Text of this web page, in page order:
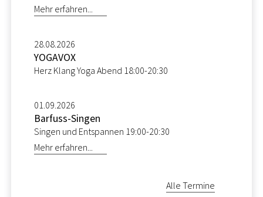
Mehr erfahren...
28.08.2026
YOGAVOX
Herz Klang Yoga Abend 18:00-20:30
01.09.2026
Barfuss-Singen
Singen und Entspannen 19:00-20:30
Mehr erfahren...
Alle Termine